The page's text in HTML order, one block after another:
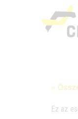
MIT
«
Ez az